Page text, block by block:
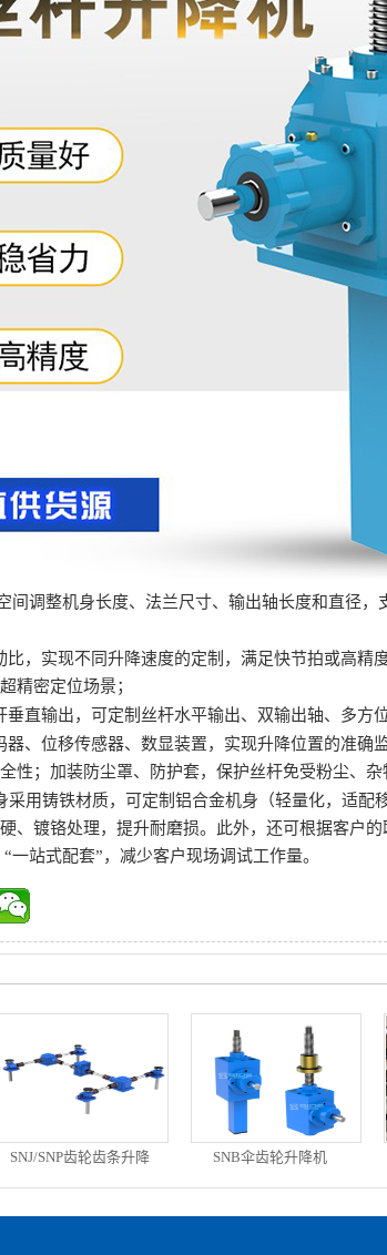
间调整机身长度、法兰尺寸、输出轴长度和直径
比，实现不同升降速度的定制，满足快节拍或高精
精密定位场景；
垂直输出，可定制丝杆水平输出、双输出轴、多方
器、位移传感器、数显装置，实现升降位置的准确
性；加装防尘罩、防护套，保护丝杆免受粉尘、杂
采用铸铁材质，可定制铝合金机身（轻量化，适
、镀铬处理，提升耐磨损。此外，还可根据客户
一站式配套”，减少客户现场调试工作量。
SNJ/SNP齿轮齿条升降
器
SNB伞齿轮升降机